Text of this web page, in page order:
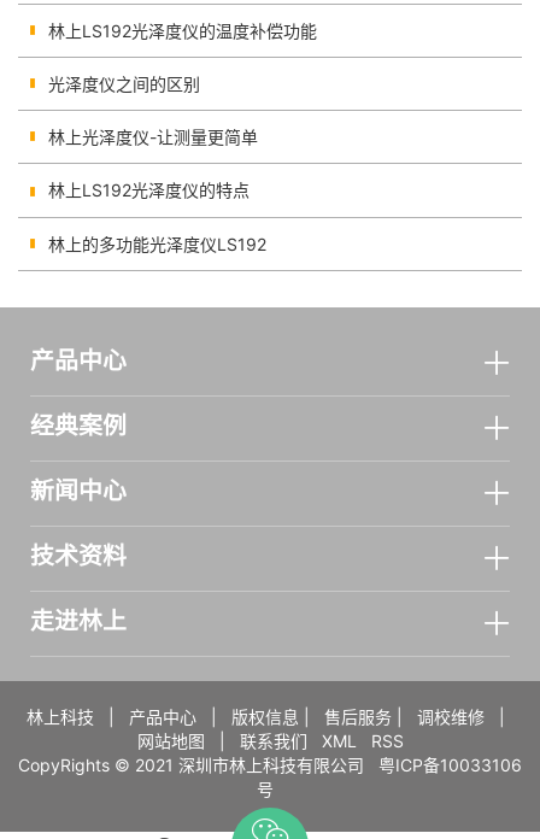
林上LS192光泽度仪的温度补偿功能
光泽度仪之间的区别
林上光泽度仪-让测量更简单
林上LS192光泽度仪的特点
林上的多功能光泽度仪LS192
产品中心
经典案例
新闻中心
技术资料
走进林上
林上科技 产品中心| 版权信息 售后服务| 调校维修|
网站地图
联系我们 XML
RSS
CopyRights © 2021 深圳市林上科技有限公司 粤ICP备10033106
号